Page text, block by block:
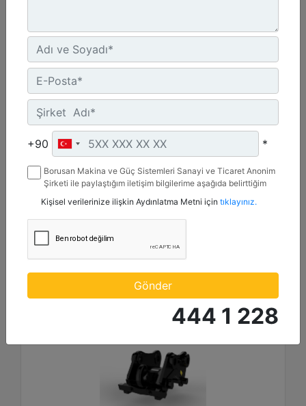
CW-55S
Ağırlık :
1210 lb - 550 kg
22 inç - 20 mm
Yük Değeri, Kaldırma Kancası :
Detay Teklif Al
+90 *
Borusan Makina ve Güç Sistemleri Sanayi ve Ticaret Anonim
Şirketi ile paylaştığım iletişim bilgilerime aşağıda belirttiğim
mesaj gönderilmesine izin veriyorum.
Kişisel verilerinize ilişkin Aydınlatma Metni için tıklayınız.
Gönder
444 1 228